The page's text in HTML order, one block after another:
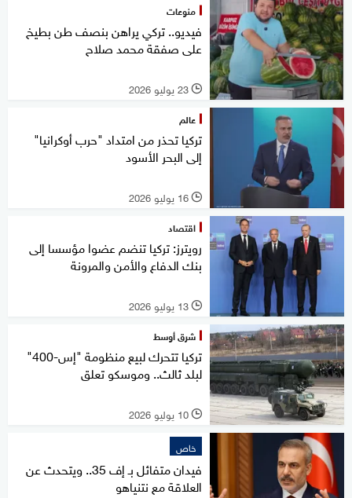
منوعات
فيديو.. تركي يراهن بنصف طن بطيخ
على صفقة محمد صلاح
l 23 يوليو 2026
عالم
تركيا تحذر من امتداد "حرب أوكرانيا"
إلى البحر الأسود
l 16 يوليو 2026
اقتصاد
رويترز: تركيا تنضم عضوا مؤسسا إلى
بنك الدفاع والأمن والمرونة
l 13 يوليو 2026
شرق أوسط
تركيا تتحرك لبيع منظومة "إس-400"
لبلد ثالث.. وموسكو تعلق
l 10 يوليو 2026
خاص
فيدان متفائل بـ إف 35.. ويتحدث عن
العلاقة مع نتنياهو